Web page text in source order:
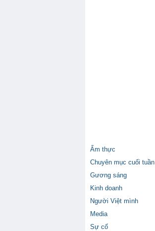
Ẩm thực
Chuyên mục cuối tuần
Gương sáng
Kinh doanh
Người Việt mình
Media
Sự cố